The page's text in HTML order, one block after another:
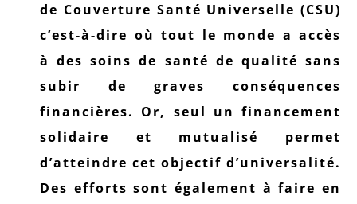
de Couverture Santé Universelle (CSU)
c’est-à-dire où tout le monde a accès
à des soins de santé de qualité sans
subir de graves conséquences
financières. Or, seul un financement
solidaire et mutualisé permet
d’atteindre cet objectif d’universalité.
Des efforts sont également à faire en